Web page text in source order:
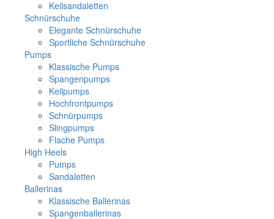
Keilsandaletten
Schnürschuhe
Elegante Schnürschuhe
Sportliche Schnürschuhe
Pumps
Klassische Pumps
Spangenpumps
Keilpumps
Hochfrontpumps
Schnürpumps
Slingpumps
Flache Pumps
High Heels
Pumps
Sandaletten
Ballerinas
Klassische Ballerinas
Spangenballerinas